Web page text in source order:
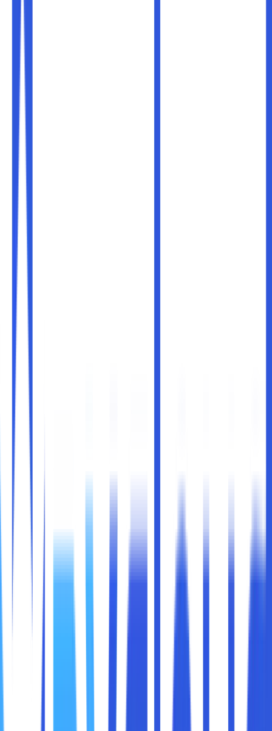
Private Network)
Namun, masih banyak orang yang belum memahami
bagaimana VPN bekerja dan bagaimana teknologi ini bisa
perlindungan yang efektif bagi data pribadi dan